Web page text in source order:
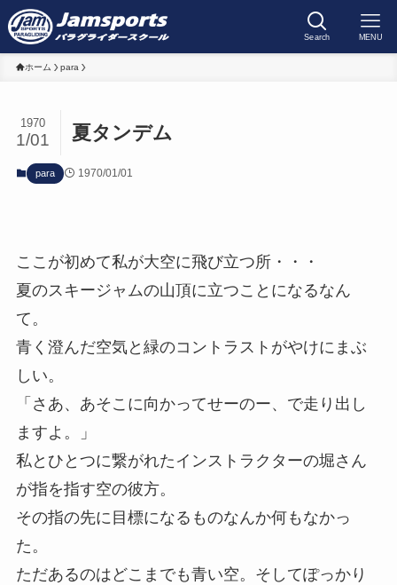
Search MENU
ホーム para
夏タンデム
1970
1/01
para 1970/01/01
ここが初めて私が大空に飛び立つ所・・・
夏のスキージャムの山頂に立つことになるなん
て。
青く澄んだ空気と緑のコントラストがやけにまぶ
しい。
「さあ、あそこに向かってせーのー、で走り出し
ますよ。」
私とひとつに繋がれたインストラクターの堀さん
が指を指す空の彼方。
その指の先に目標になるものなんか何もなかっ
た。
ただあるのはどこまでも青い空。そしてぽっかり